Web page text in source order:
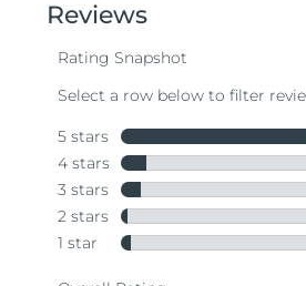
stars,
average
value.
171
Same
page
link.